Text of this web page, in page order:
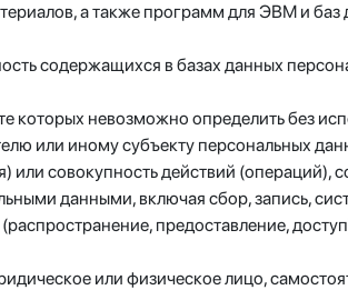
а также программ для ЭВМ и баз
содержащихся в базах данных
которых невозможно определить без
или иному субъекту персональных
совокупность действий (операций),
данными, включая сбор, запись,
предоставление,
или физическое лицо,